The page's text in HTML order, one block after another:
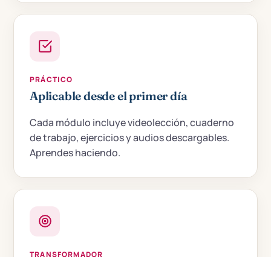
PRÁCTICO
Aplicable desde el primer día
Cada módulo incluye videolección, cuaderno
de trabajo, ejercicios y audios descargables.
Aprendes haciendo.
TRANSFORMADOR